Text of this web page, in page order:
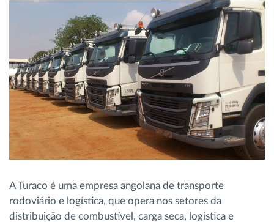
Calculadora de Benefícios
A Turaco é uma empresa angolana de transporte
rodoviário e logística, que opera nos setores da
distribuição de combustível, carga seca, logística e